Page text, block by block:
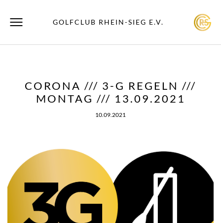
GOLFCLUB RHEIN-SIEG E.V.
CORONA /// 3-G REGELN ///
MONTAG /// 13.09.2021
10.09.2021